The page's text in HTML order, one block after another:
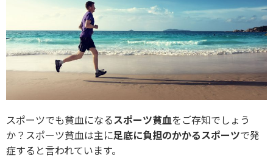
スポーツでも貧血になるスポーツ貧血をご存知でしょう
か？スポーツ貧血は主に足底に負担のかかるスポーツで発
症すると言われています。